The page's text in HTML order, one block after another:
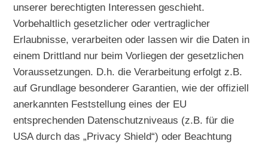
unserer berechtigten Interessen geschieht.
Vorbehaltlich gesetzlicher oder vertraglicher
Erlaubnisse, verarbeiten oder lassen wir die Daten in
einem Drittland nur beim Vorliegen der gesetzlichen
Voraussetzungen. D.h. die Verarbeitung erfolgt z.B.
auf Grundlage besonderer Garantien, wie der offiziell
anerkannten Feststellung eines der EU
entsprechenden Datenschutzniveaus (z.B. für die
USA durch das „Privacy Shield“) oder Beachtung